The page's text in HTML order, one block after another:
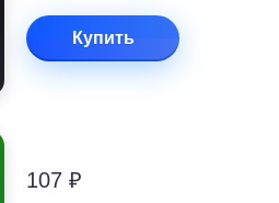
Купить
107 ₽